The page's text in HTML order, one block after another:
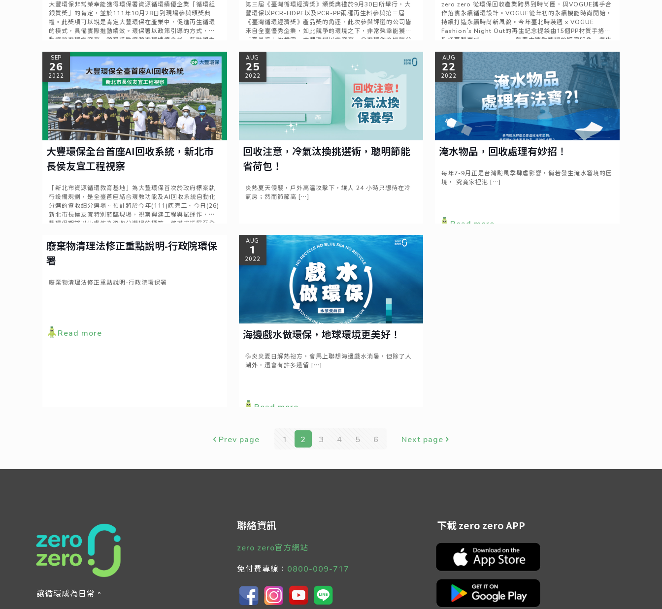
大豐環保非常榮幸能獲得環保署資源循環績優企業「循環組
銀質獎」的肯定，並於111年10月28日到現場參與頒獎典
禮。此獎項可以說是肯定大豐環保在產業中，促進再生循環
的模式，具備實際推動績效。環保署以政策引導的方式，推
動資源循環零廢棄，頒獎獎勵資源循環績優企業，鼓勵國內
Read more
第三屆《臺灣循環經濟獎》頒獎典禮於9月30日所舉行，大
豐環保以PCR-HDPE以及PCR-PP兩種再生料參與第三屆
《臺灣循環經濟獎》產品獎的角逐，此次參與評選的公司皆
來自全臺優秀企業，如此競爭的環境之下，非常榮幸能獲得
「產品獎」的肯定。大豐環保以零廢棄、全循環作為經營公
濟，促進企業永續發展。
Read more
zero zero 從環保回收產業跨界到時尚圈，與VOGUE攜手合
作落實永續循環設計。VOGUE從年初的永續機能時尚開始，
持續打造永續時尚新風貌。今年臺北時裝週 x VOGUE
Fashion’s Night Out的再生紀念提袋由15個PP材質手搖飲
料杯再製而成，zero zero顛覆大眾對塑膠的既定印象，提供
回收分類後的再次創造，是推動永續循環的無形力量。
Read more
SEP
26
2022
大豐環保全台首座AI回收系統，新北市
長侯友宜工程視察
「新北市資源循環教育基地」為大豐環保首次於政府標案執
行設備規劃，是全臺首座結合環教功能及AI回收系統自動化
分選的資收細分選場。預計將於今年(111)底完工。今日(26)
新北市長侯友宜特別蒞臨現場，視察興建工程與試運作，大
豐環保期望以此處作為資收分選場的標竿，將模式拓展至全
AUG
25
2022
回收注意，冷氣汰換挑選術，聰明節能
省荷包！
炎熱夏天侵襲，戶外高溫攻擊下，讓人 24 小時只想待在冷
氣房；然而節節高 […]
Read more
AUG
22
2022
淹水物品，回收處理有妙招！
每年7-9月正是台灣颱風季肆虐影響，倘若發生淹水窘境的困
境， 究竟家裡泡 […]
Read more
廢棄物清理法修正重點說明-行政院環保
署
廢棄物清理法修正重點說明-行政院環保署
Read more
AUG
1
2022
海邊戲水做環保，地球環境更美好！
💦炎炎夏日解熱祕方，會馬上聯想海邊戲水消暑，但除了人
潮外，還會有許多遺留 […]
Read more
Prev page 1 2 3 4 5 6 Next page
讓循環成為日常。
聯絡資訊
zero zero官方網站
免付費專線： 0800-009-717
下載 zero zero APP